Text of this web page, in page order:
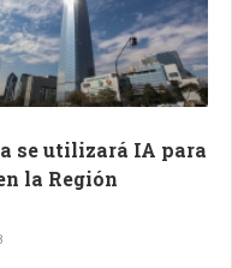
se utilizará IA para
la Región